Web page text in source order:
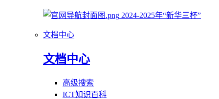
2024-2025年“新华三杯”
文档中心
文档中心
高级搜索
ICT知识百科